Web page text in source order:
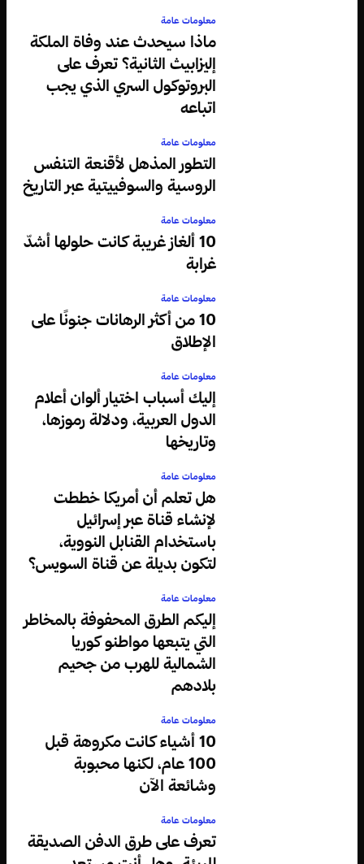
معلومات عامة
ماذا سيحدث عند وفاة الملكة
إليزابيث الثانية؟ تعرف على
البروتوكول السري الذي يجب
اتباعه
معلومات عامة
التطور المذهل لأقنعة التنفس
الروسية والسوفييتية عبر التاريخ
معلومات عامة
10 ألغاز غريبة كانت حلولها أشدّ
غرابة
معلومات عامة
10 من أكثر الرهانات جنونًا على
الإطلاق
معلومات عامة
إليك أسباب اختيار ألوان أعلام
الدول العربية، ودلالة رموزها،
وتاريخها
معلومات عامة
هل تعلم أن أمريكا خططت
لإنشاء قناة عبر إسرائيل
باستخدام القنابل النووية،
لتكون بديلة عن قناة السويس؟
معلومات عامة
إليكم الطرق المحفوفة بالمخاطر
التي يتبعها مواطنو كوريا
الشمالية للهرب من جحيم
بلادهم
معلومات عامة
10 أشياء كانت مكروهة قبل
100 عام، لكنها محبوبة
وشائعة الآن
معلومات عامة
تعرف على طرق الدفن الصديقة